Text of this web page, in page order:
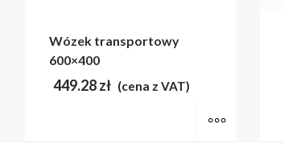
Wózek transportowy
600×400
449.28zł (cena z VAT)